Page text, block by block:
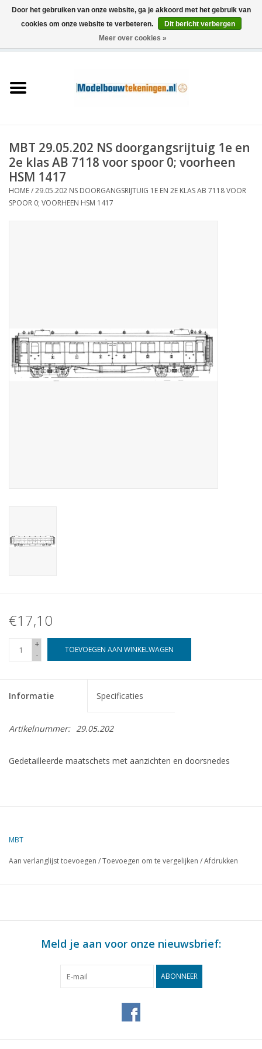
Schepen
Houtbouw
Scenery
NIEUWE TIJDSCHRIFTEN
ABONNEMENT DE
MBT 29.05.202 NS doorgangsrijtuig 1e en
2e klas AB 7118 voor spoor 0; voorheen
HSM 1417
HOME/29.05.202 NS DOORGANGSRIJTUIG 1E EN 2E KLAS AB 7118 VOOR
SPOOR 0; VOORHEEN HSM 1417
€17,10
+
-
TOEVOEGEN AAN WINKELWAGEN
Informatie Specificaties
Artikelnummer: 29.05.202
Gedetailleerde maatschets met aanzichten en doorsnedes
MBT
Aan verlanglijst toevoegen /Toevoegen om te vergelijken /Afdrukken
Meld je aan voor onze nieuwsbrief:
ABONNEER
Door het gebruiken van onze website, ga je akkoord met het gebruik van
cookies om onze website te verbeteren.
Dit bericht verbergen
Meer over cookies »